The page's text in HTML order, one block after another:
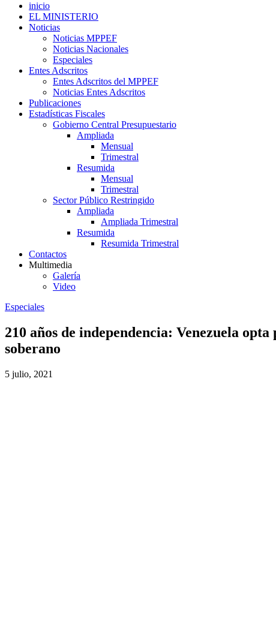
inicio
EL MINISTERIO
Noticias
Noticias MPPEF
Noticias Nacionales
Especiales
Entes Adscritos
Entes Adscritos del MPPEF
Noticias Entes Adscritos
Publicaciones
Estadísticas Fiscales
Gobierno Central Presupuestario
Ampliada
Mensual
Trimestral
Resumida
Mensual
Trimestral
Sector Público Restringido
Ampliada
Ampliada Trimestral
Resumida
Resumida Trimestral
Contactos
Multimedia
Galería
Video
Especiales
210 años de independencia: Venezuela
soberano
5 julio, 2021